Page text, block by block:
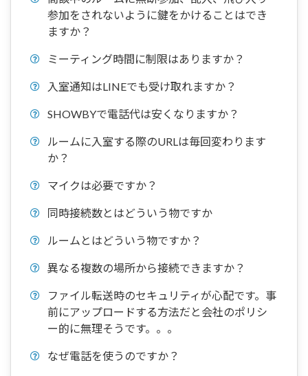
参加をされないように鍵をかけることはでき
ますか？
ミーティング時間に制限はありますか？
入室通知はLINEでも受け取れますか？
SHOWBYで電話代は安くなりますか？
ルームに入室する際のURLは毎回変わります
か？
マイクは必要ですか？
同時接続数とはどういう物ですか
ルームとはどういう物ですか？
異なる複数の場所から接続できますか？
ファイル転送時のセキュリティが心配です。事
前にアップロードする方法だと会社のポリシ
ー的に無理そうです。。。
なぜ電話を使うのですか？